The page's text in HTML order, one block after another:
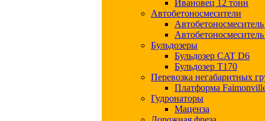
Ивановец 12 тонн
Автобетоносмесители
Бульдозеры
Бульдозер CAT D6
Бульдозер T170
Перевозка негабаритных
Платформа
Гудронаторы
Маценза